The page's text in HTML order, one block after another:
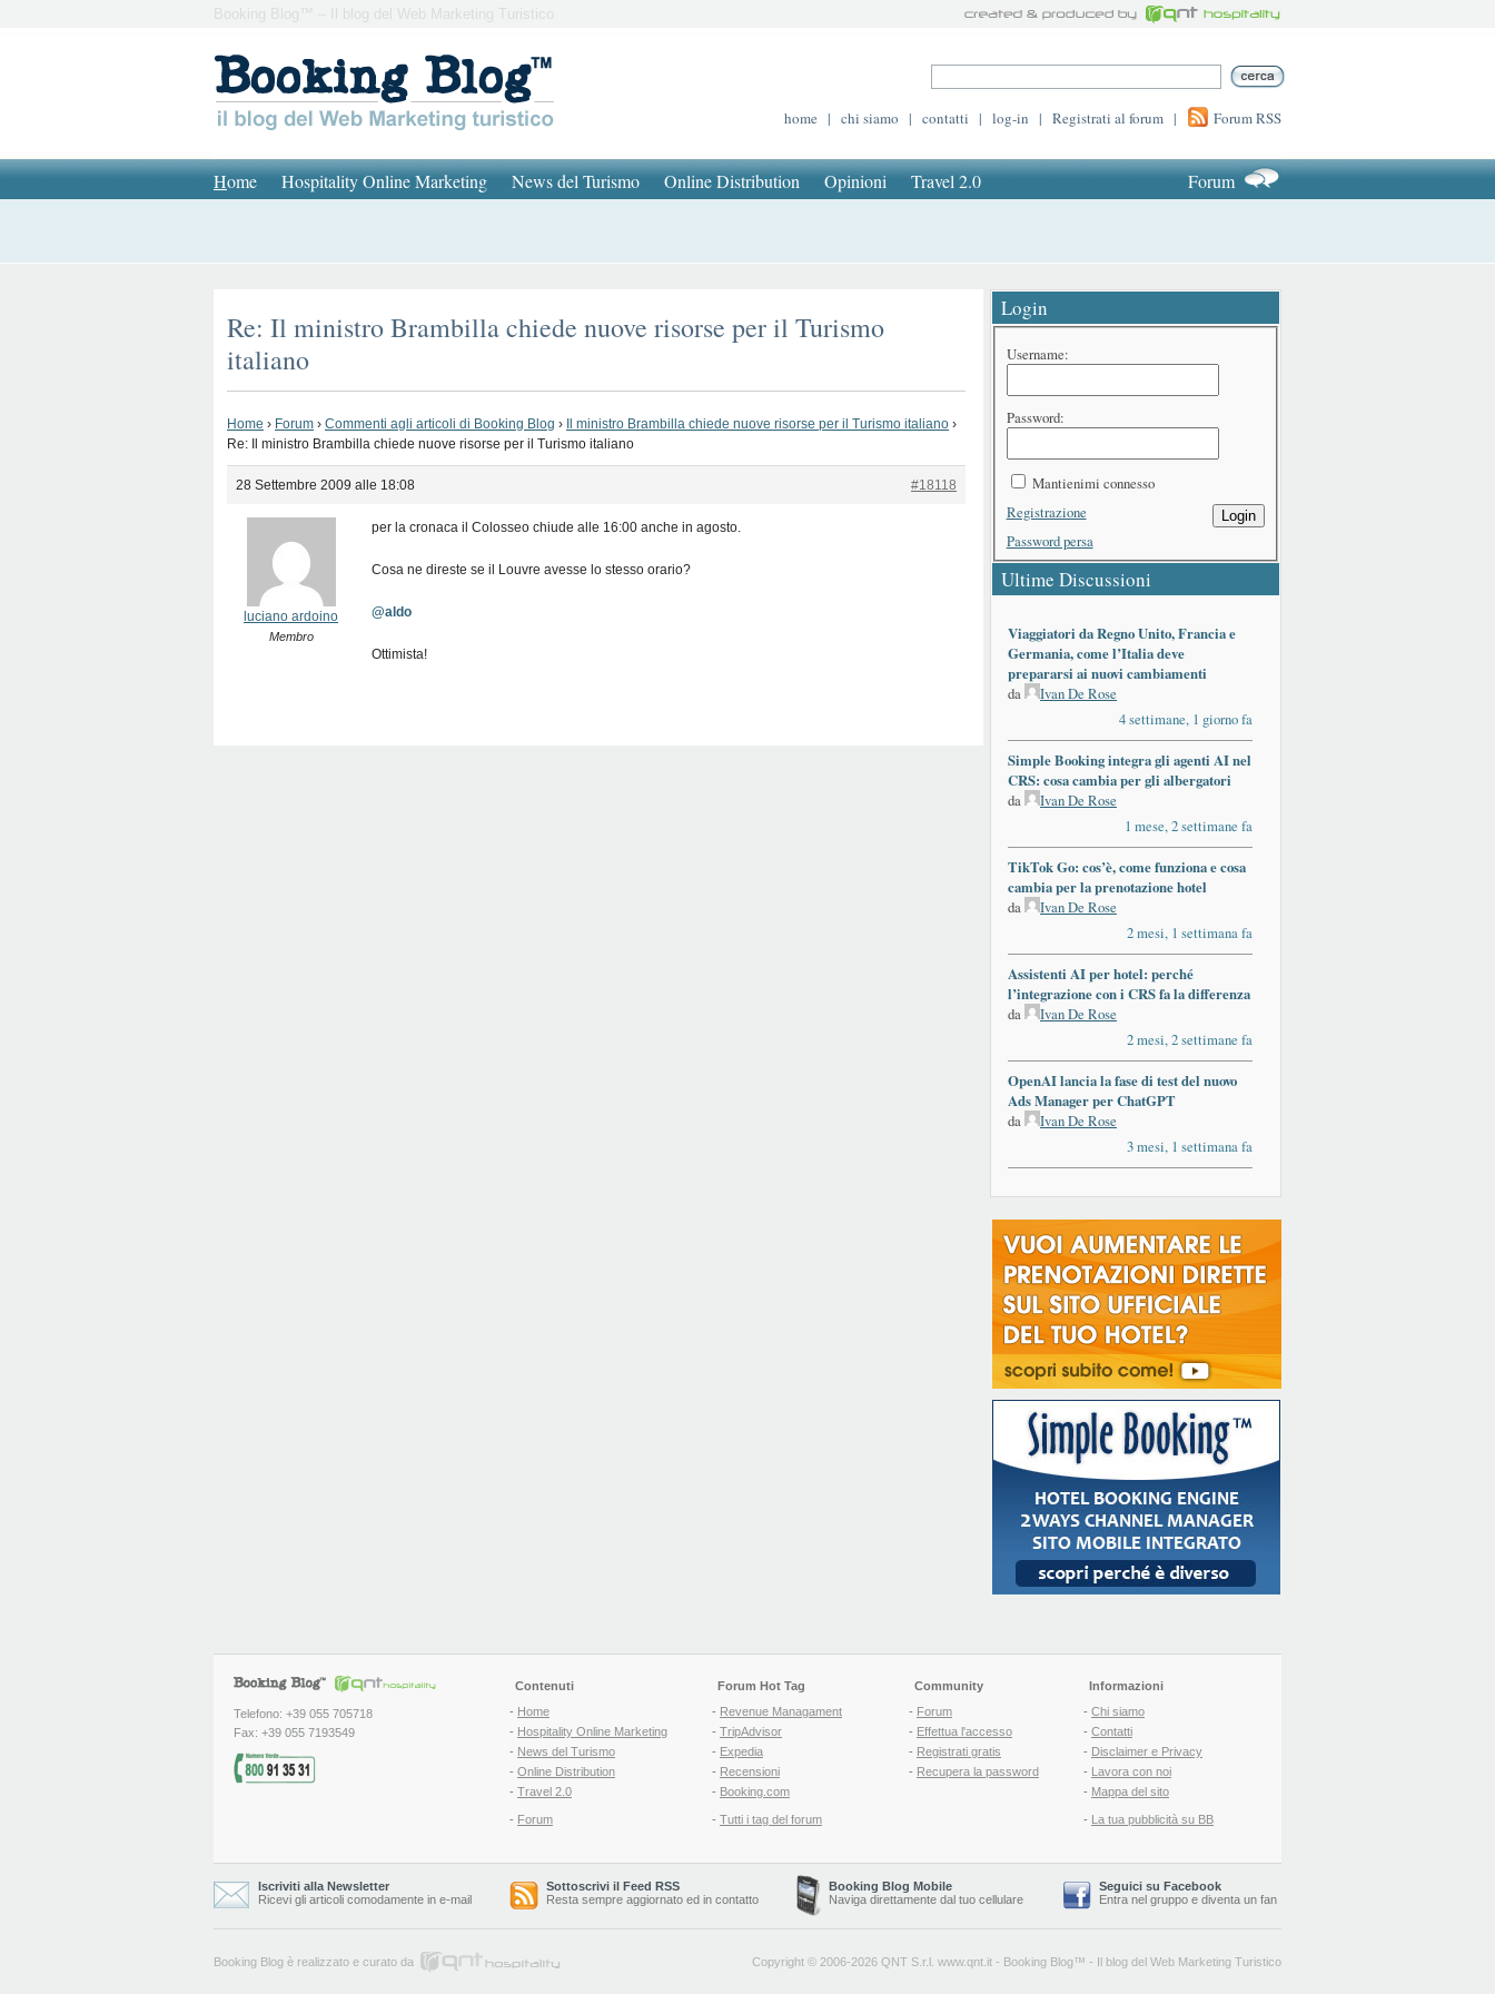
Booking Blog™ – Il blog del Web Marketing Turistico
home | chi siamo | contatti | log-in | Registrati al forum | Forum RSS
Home Hospitality Online Marketing News del Turismo Online Distribution Opinioni Travel 2.0 Forum
Re: Il ministro Brambilla chiede nuove risorse per il Turismo
italiano
Home › Forum › Commenti agli articoli di Booking Blog › Il ministro Brambilla chiede nuove risorse per il Turismo italiano ›
Re: Il ministro Brambilla chiede nuove risorse per il Turismo italiano
28 Settembre 2009 alle 18:08 #18118
luciano ardoino
Membro
per la cronaca il Colosseo chiude alle 16:00 anche in agosto.
Cosa ne direste se il Louvre avesse lo stesso orario?
@aldo
Ottimista!
Login
Username:
Password:
Mantienimi connesso
Login
Registrazione
Password persa
Ultime Discussioni
Viaggiatori da Regno Unito, Francia e
Germania, come l’Italia deve
prepararsi ai nuovi cambiamenti
da
Ivan De Rose
4 settimane, 1 giorno fa
Simple Booking integra gli agenti AI nel
CRS: cosa cambia per gli albergatori
da
Ivan De Rose
1 mese, 2 settimane fa
TikTok Go: cos’è, come funziona e cosa
cambia per la prenotazione hotel
da
Ivan De Rose
2 mesi, 1 settimana fa
Assistenti AI per hotel: perché
l’integrazione con i CRS fa la differenza
da
Ivan De Rose
2 mesi, 2 settimane fa
OpenAI lancia la fase di test del nuovo
Ads Manager per ChatGPT
da
Ivan De Rose
3 mesi, 1 settimana fa
Telefono: +39 055 705718
Fax: +39 055 7193549
Contenuti
- Home
- Hospitality Online Marketing
- News del Turismo
- Online Distribution
- Travel 2.0
- Forum
Forum Hot Tag
- Revenue Managament
- TripAdvisor
- Expedia
- Recensioni
- Booking.com
- Tutti i tag del forum
Community
- Forum
- Effettua l'accesso
- Registrati gratis
- Recupera la password
Informazioni
- Chi siamo
- Contatti
- Disclaimer e Privacy
- Lavora con noi
- Mappa del sito
- La tua pubblicità su BB
Iscriviti alla Newsletter
Ricevi gli articoli comodamente in e-mail
Sottoscrivi il Feed RSS
Resta sempre aggiornato ed in contatto
Booking Blog Mobile
Naviga direttamente dal tuo cellulare
Seguici su Facebook
Entra nel gruppo e diventa un fan
Booking Blog è realizzato e curato da Copyright © 2006-2026 QNT S.r.l. www.qnt.it - Booking Blog™ - Il blog del Web Marketing Turistico